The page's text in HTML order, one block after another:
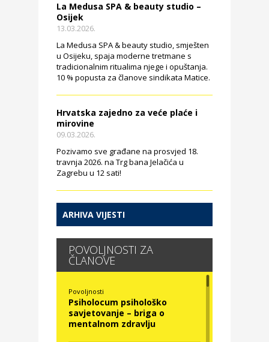
La Medusa SPA & beauty studio –
Osijek
13.03.2026.
La Medusa SPA & beauty studio, smješten
u Osijeku, spaja moderne tretmane s
tradicionalnim ritualima njege i opuštanja.
10 % popusta za članove sindikata Matice.
Hrvatska zajedno za veće plaće i
mirovine
09.03.2026.
Pozivamo sve građane na prosvjed 18.
travnja 2026. na Trg bana Jelačića u
Zagrebu u 12 sati!
ARHIVA VIJESTI
POVOLJNOSTI ZA
ČLANOVE
Povoljnosti
Psiholocum psihološko
savjetovanje – briga o
mentalnom zdravlju